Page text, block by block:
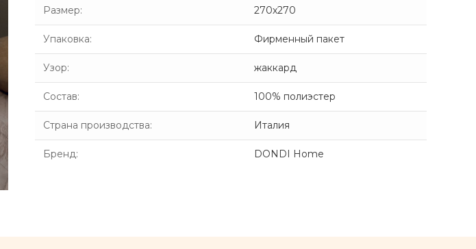
Размер: 270х270
Упаковка: Фирменный пакет
Узор: жаккард
Состав: 100% полиэстер
Страна производства: Италия
Бренд: DONDI Home